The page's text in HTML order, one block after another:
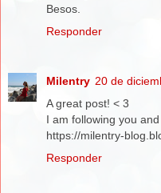
Besos.
Responder
Milentry 20 de
A great post! < 3
I am following you
https://milentry-
Responder